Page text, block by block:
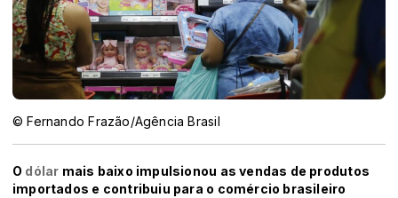
© Fernando Frazão/Agência Brasil
O dólar mais baixo impulsionou as vendas de produtos
importados e contribuiu para o comércio brasileiro